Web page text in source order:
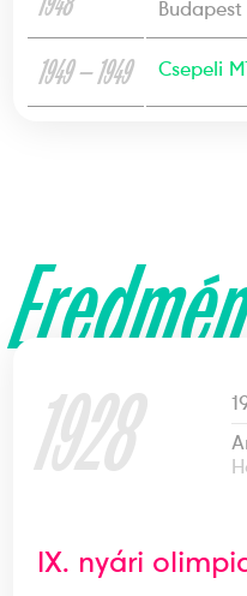
Budapest
1949 — 1949 Csepeli
1928
IX. nyári